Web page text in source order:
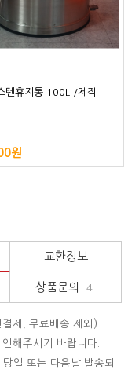
텐휴지통 100L /제작
원
교환정보
상품문의 4
제, 무료배송 제외)
해주시기 바랍니다.
일 또는 다음날 발송되